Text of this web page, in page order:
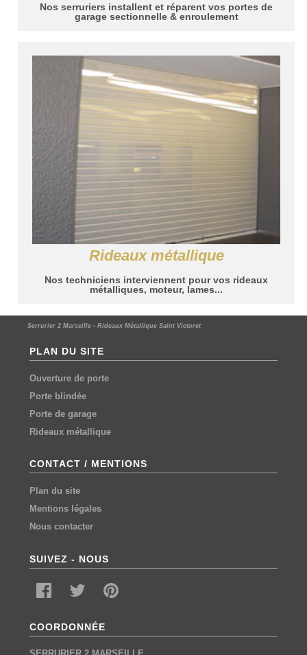
Nos serruriers installent et réparent vos portes de
garage sectionnelle & enroulement
Rideaux métallique
Nos techniciens interviennent pour vos rideaux
métalliques, moteur, lames...
Serrurier 2 Marseille › Rideaux Métallique Saint Victoret
PLAN DU SITE
Ouverture de porte
Porte blindée
Porte de garage
Rideaux métallique
CONTACT / MENTIONS
Plan du site
Mentions légales
Nous contacter
SUIVEZ - NOUS
COORDONNÉE